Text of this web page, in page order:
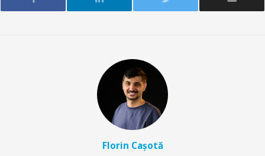
Florin Cașotă